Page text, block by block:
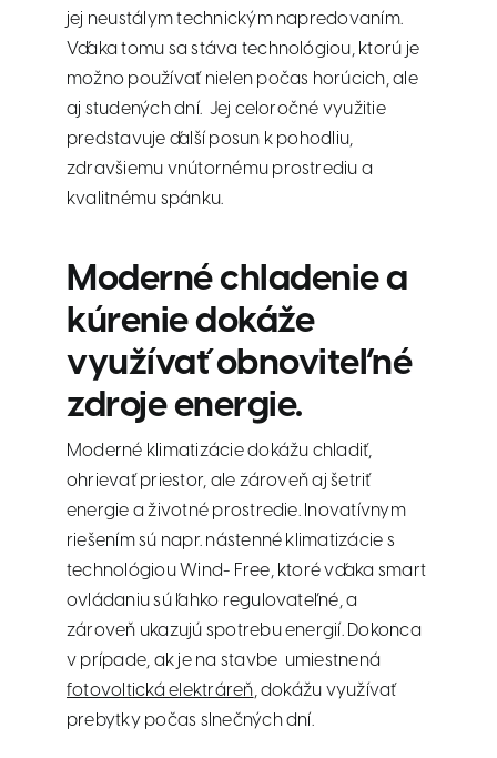
jej neustálym technickým napredovaním.
Vďaka tomu sa stáva technológiou, ktorú je
možno používať nielen počas horúcich, ale
aj studených dní. Jej celoročné využitie
predstavuje ďalší posun k pohodliu,
zdravšiemu vnútornému prostrediu a
kvalitnému spánku.
Moderné chladenie a
kúrenie dokáže
využívať obnoviteľné
zdroje energie.
Moderné klimatizácie dokážu chladiť,
ohrievať priestor, ale zároveň aj šetriť
energie a životné prostredie. Inovatívnym
riešením sú napr. nástenné klimatizácie s
technológiou Wind- Free, ktoré vďaka smart
ovládaniu sú ľahko regulovateľné, a
zároveň ukazujú spotrebu energií. Dokonca
v prípade, ak je na stavbe umiestnená
fotovoltická elektráreň, dokážu využívať
prebytky počas slnečných dní.